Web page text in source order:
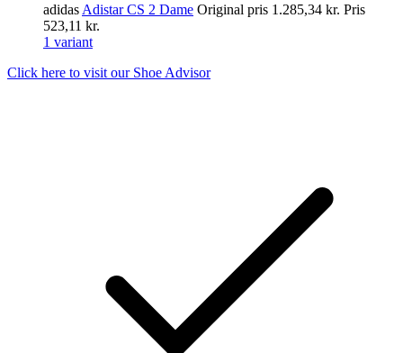
adidas Adistar CS 2 Dame Original pris 1.285,34 kr. Pris
523,11 kr.
1 variant
Click here to visit our Shoe Advisor